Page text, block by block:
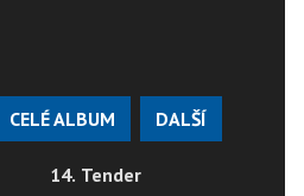
CELÉ ALBUM DALŠÍ
14. Tender